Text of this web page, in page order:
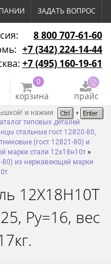
ЗАДАТЬ ВОПРОС
8 800 707-61-60
+7 (342) 224-14-44
+7 (495) 160-19-61
0
корзина прайс
и нажми
типовых деталей
стальные гост 12820-80,
(гост 12821-80) и
марки стали 12х18н10т»
80) из нержавеющей марки
12Х18Н10Т
Ру=16, вес